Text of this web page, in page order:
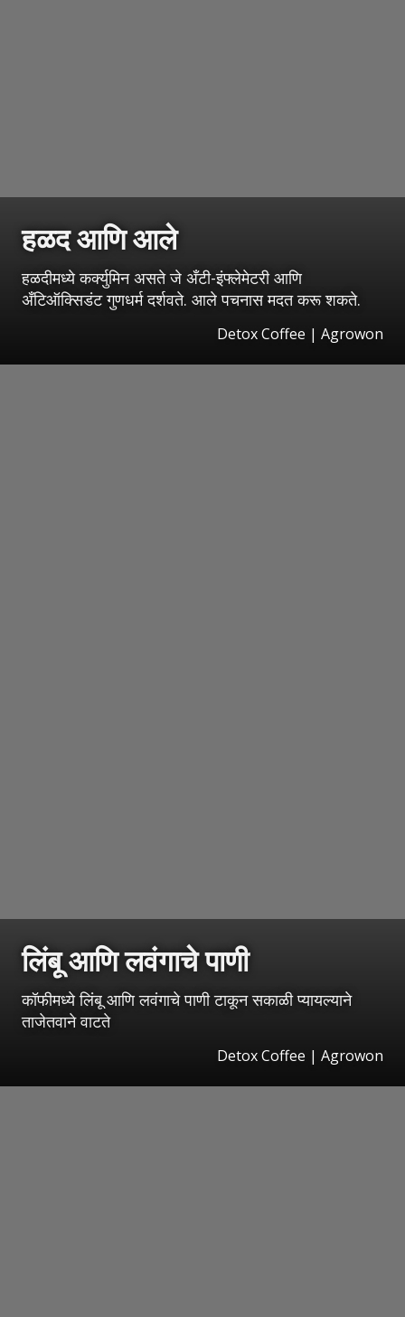
हळद आणि आले
हळदीमध्ये कर्क्युमिन असते जे अँटी-इंफ्लेमेटरी आणि
अँटिऑक्सिडंट गुणधर्म दर्शवते. आले पचनास मदत करू शकते.
Detox Coffee | Agrowon
लिंबू आणि लवंगाचे पाणी
कॉफीमध्ये लिंबू आणि लवंगाचे पाणी टाकून सकाळी प्यायल्याने
ताजेतवाने वाटते
Detox Coffee | Agrowon